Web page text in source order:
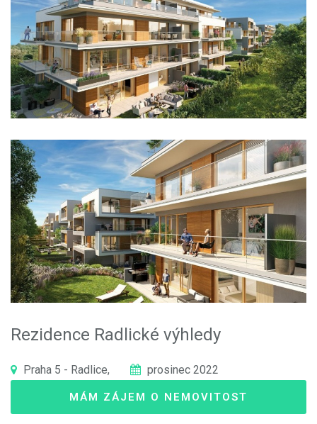
Rezidence Radlické výhledy
Praha 5 - Radlice, prosinec 2022
MÁM ZÁJEM O NEMOVITOST